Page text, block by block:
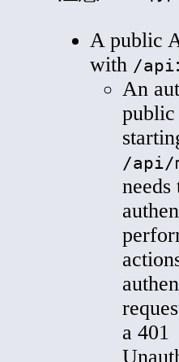
A public
with /api:
An
/api/
needs
a 401